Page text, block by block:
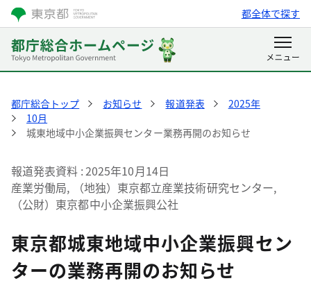
都全体で探す
都庁総合トップ お知らせ 報道発表
2025年
10月
城東地域中小企業振興センター業務再開のお知らせ
報道発表資料 2025年10月14日
産業労働局, （地独）東京都立産業技術研究センター,
（公財）東京都中小企業振興公社
東京都城東地域中小企業振興セン
ターの業務再開のお知らせ